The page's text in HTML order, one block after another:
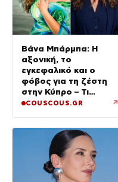
Βάνα Μπάρμπα: Η
αξονική, το
εγκεφαλικό και ο
φόβος για τη ζέστη
στην Κύπρο – Τι
τρέμουν οι γιατροί για
COUSCOUS.GR ↗